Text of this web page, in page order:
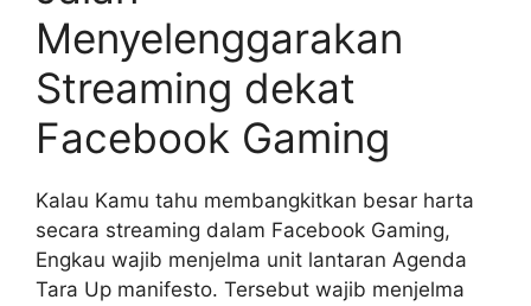
Menyelenggarakan
Streaming dekat
Facebook Gaming
Kalau Kamu tahu membangkitkan besar harta
secara streaming dalam Facebook Gaming,
Engkau wajib menjelma unit lantaran Agenda
Tara Up manifesto. Tersebut wajib menjelma